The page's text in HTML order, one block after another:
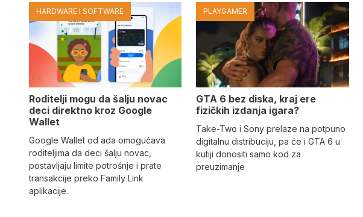
HARDWARE I SOFTWARE
Roditelji mogu da šalju novac
deci direktno kroz Google
Wallet
Google Wallet od ada omogućava
roditeljima da deci šalju novac,
postavljaju limite potrošnje i prate
transakcije preko Family Link
aplikacije.
PLAYGAMER
GTA 6 bez diska, kraj ere
fizičkih izdanja igara?
Take-Two i Sony prelaze na potpuno
digitalnu distribuciju, pa će i GTA 6 u
kutiji donositi samo kod za
preuzimanje